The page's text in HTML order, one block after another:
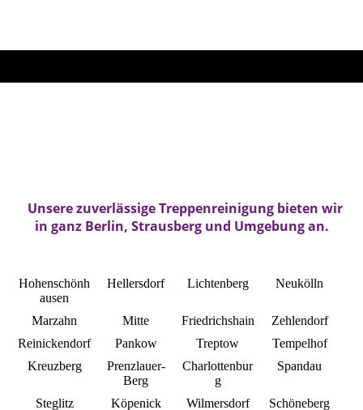
Unsere zuverlässige Treppenreinigung bieten wir
in ganz Berlin, Strausberg und Umgebung an.
Hohenschönh
ausen
Hellersdorf Lichtenberg Neukölln
Marzahn Mitte Friedrichshain
Zehlendorf
Reinickendorf
Pankow Treptow
Tempelhof
Kreuzberg
Prenzlauer-
Berg
Charlottenbur
g
Spandau
Steglitz Köpenick Wilmersdorf Schöneberg